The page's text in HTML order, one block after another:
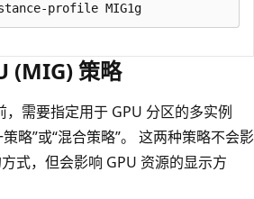
(MIG) 策略
需要指定用于 GPU 分区的多实例
略”或“混合策略”。
这两种策略不会影
式，但会影响 GPU 资源的显示方